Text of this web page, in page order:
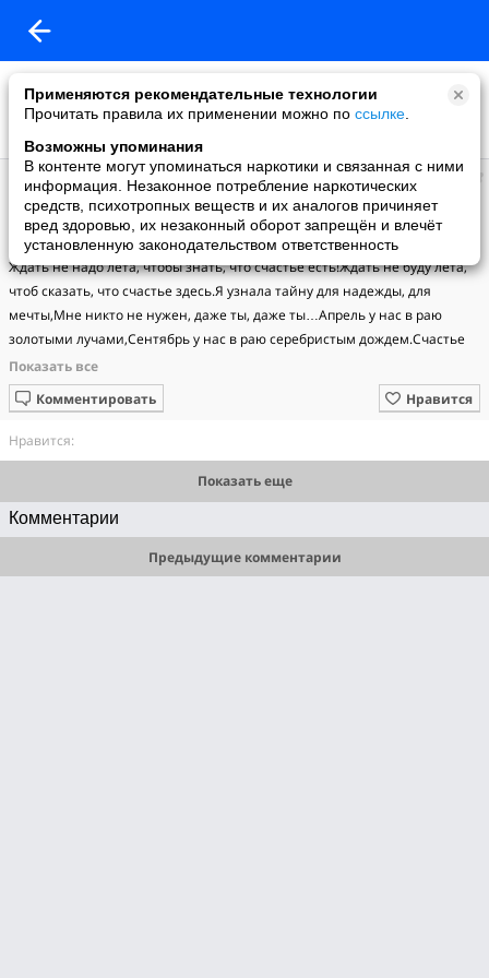
Применяются рекомендательные технологии
Прочитать правила их применении можно по ссылке
Возможны упоминания
В контенте могут упоминаться наркотики и связанная с ними
информация. Незаконное потребление наркотических
средств, психотропных веществ и их аналогов причиняет
вред здоровью, их незаконный оборот запрещён и влечёт
установленную законодательством ответственность
.
добавила видео
09.03.2011
Ирина Богушевская - У нас в раю.
Ждать не надо лета, чтобы знать, что счастье есть!Ждать не буду лета,
чтоб сказать, что счастье здесь.Я узнала тайну для надежды, для
мечты,Мне никто не нужен, даже ты, даже ты…Апрель у нас в раю
золотыми лучами,Сентябрь у нас в раю серебристым дождем.Счастье
нам дано и в любви и в печали,Оно со мной в тот миг, что я плачу о
нем…Будь благословенным детский смех у нас в раю,Вешнее цветенье
и первый снег у нас в раю,Верность и измена, боль и страсть, и тьма, и
свет,Всё здесь есть, вот только говорят, что смерти нет.Июль у нас в
раю сыпет звезды ночами, Ноябрь у нас в раю плачет ночью и
днем.Счастье нам дано то в любви, то в печалиОно со мной в тот в миг,
что я плачу о нем…Молча смотрит бездна на летящие огни,Ах, Отец
небесный, ты спаси, ты сохрани.У черты последней жизни вечной на
краюЯ скажу, я скажу, я скажу: «Оставь меня в раю, у нас в раю!»Ведь
там опять весна расплескалась ручьями,Ведь там опять зима с этим
Нравится
Комментировать
Нравится:
Показать еще
Комментарии
Предыдущие комментарии